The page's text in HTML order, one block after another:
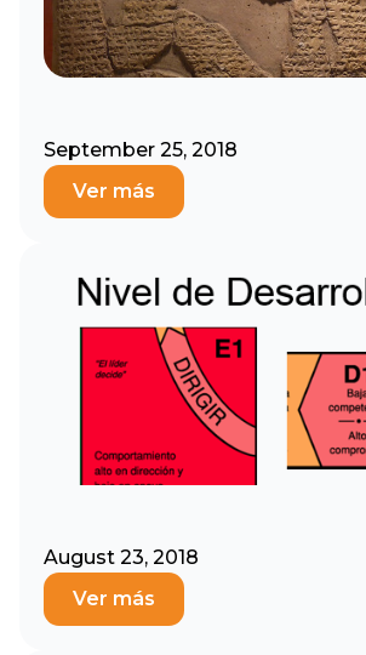
September 25, 2018
Ver más
August 23, 2018
Ver más